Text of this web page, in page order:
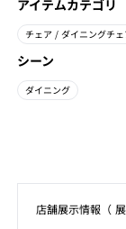
アイテムカテゴリ
チェア / ダイニングチェ
シーン
ダイニング
店舗展⽰情報（